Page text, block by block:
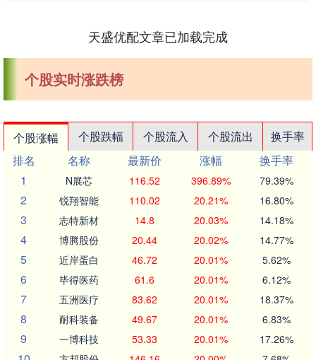
天盛优配文章已加载完成
个股实时涨跌榜
个股涨幅 个股跌幅 个股流入 个股流出
换手率
排名
名称 最新价 涨幅
换手率
1
N展芯 116.52 396.89% 79.39%
2 锐翔智能 110.02 20.21% 16.80%
3 志特新材 14.8 20.03% 14.18%
4 博腾股份 20.44 20.02% 14.77%
5 近岸蛋白 46.72 20.01% 5.62%
6 毕得医药 61.6 20.01% 6.12%
7 五洲医疗 83.62 20.01% 18.37%
8 耐科装备 49.67 20.01% 6.83%
9 一博科技 53.33 20.01% 17.26%